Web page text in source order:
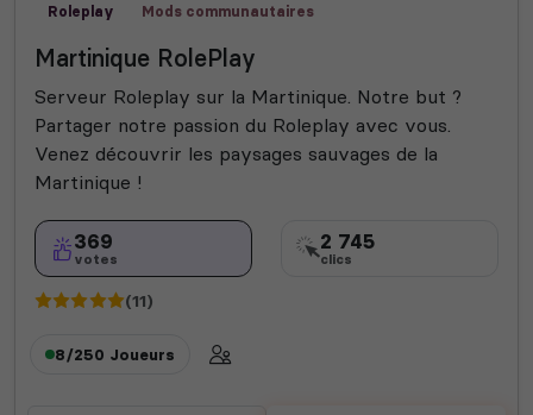
Roleplay Mods communautaires
Martinique RolePlay
Serveur Roleplay sur la Martinique. Notre but ?
Partager notre passion du Roleplay avec vous.
Venez découvrir les paysages sauvages de la
Martinique !
369
votes
2 745
clics
(11)
8/250 Joueurs